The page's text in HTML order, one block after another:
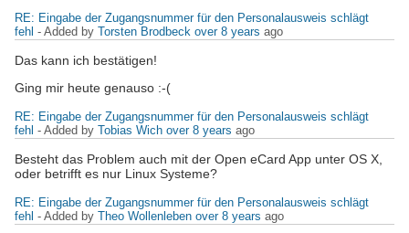
RE: Eingabe der Zugangsnummer für den Personalausweis schlägt
fehl - Added by Torsten Brodbeck over 8 years ago
Das kann ich bestätigen!
Ging mir heute genauso :-(
RE: Eingabe der Zugangsnummer für den Personalausweis schlägt
fehl - Added by Tobias Wich over 8 years ago
Besteht das Problem auch mit der Open eCard App unter OS X,
oder betrifft es nur Linux Systeme?
RE: Eingabe der Zugangsnummer für den Personalausweis schlägt
fehl - Added by Theo Wollenleben over 8 years ago